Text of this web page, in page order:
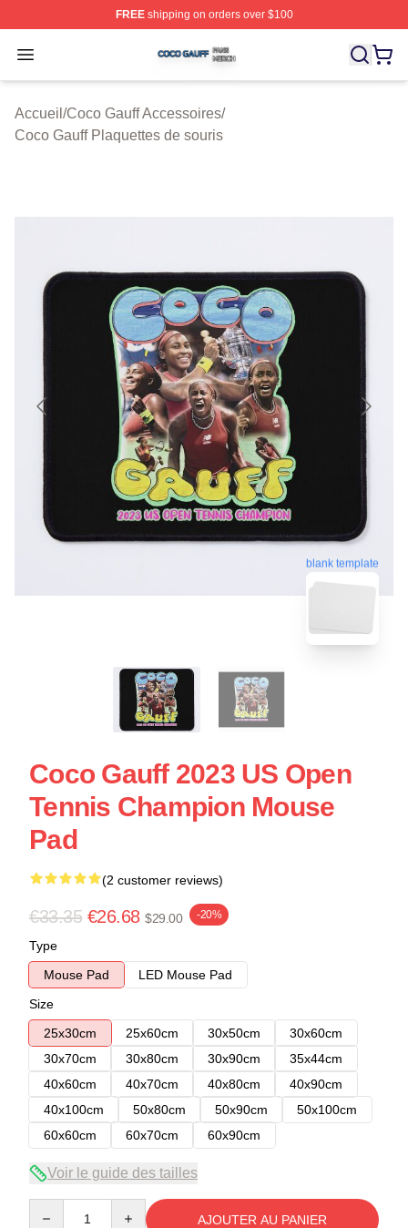
FREEshipping on orders over $100
Open menu
Coco Gauff Shop ⚡️ Officially Licensed Coco Gauff
Accueil /Coco Gauff Accessoires/
Coco Gauff Plaquettes de souris
blank template
Coco Gauff 2023 US Open
Tennis Champion Mouse
Pad
(2 customer reviews)
€33.35 €26.68 $29.00 -20%
Type
Mouse Pad
LED Mouse Pad
Size
25x30cm
25x60cm 30x50cm
30x60cm
30x70cm
30x80cm 30x90cm
35x44cm
40x60cm
40x70cm 40x80cm
40x90cm
40x100cm
50x80cm 50x90cm
50x100cm
60x60cm
60x70cm 60x90cm
Voir le guide des tailles
AJOUTER AU PANIER